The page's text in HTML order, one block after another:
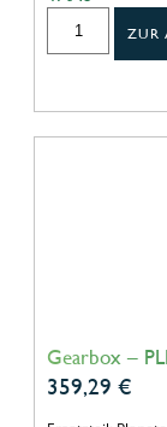
ZUR
Gearbox –
359,29 €